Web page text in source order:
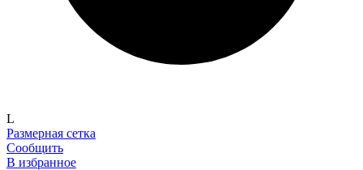
L
Размерная сетка
Сообщить
В избранное